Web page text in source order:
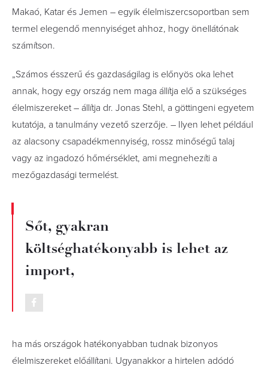
Makaó, Katar és Jemen – egyik élelmiszercsoportban sem
termel elegendő mennyiséget ahhoz, hogy önellátónak
számítson.
„Számos ésszerű és gazdaságilag is előnyös oka lehet
annak, hogy egy ország nem maga állítja elő a szükséges
élelmiszereket – állítja dr. Jonas Stehl, a göttingeni egyetem
kutatója, a tanulmány vezető szerzője. – Ilyen lehet például
az alacsony csapadékmennyiség, rossz minőségű talaj
vagy az ingadozó hőmérséklet, ami megnehezíti a
mezőgazdasági termelést.
Sőt, gyakran
költséghatékonyabb is lehet az
import,
ha más országok hatékonyabban tudnak bizonyos
élelmiszereket előállítani. Ugyanakkor a hirtelen adódó